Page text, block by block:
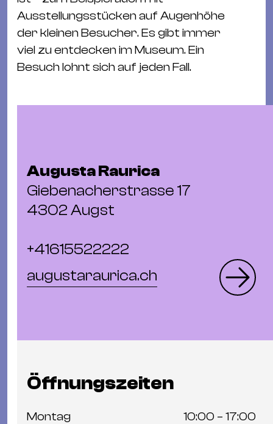
Ausstellungsstücken auf Augenhöhe
der kleinen Besucher. Es gibt immer
viel zu entdecken im Museum. Ein
Besuch lohnt sich auf jeden Fall.
Augusta Raurica
Giebenacherstrasse 17
4302 Augst
+41615522222
augustaraurica.ch
Öffnungszeiten
Montag
10:00 – 17:00